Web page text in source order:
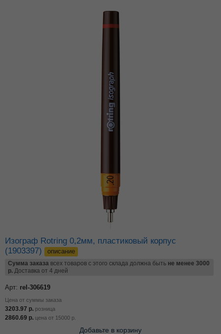
Изограф Rotring 0,2мм, пластиковый корпус
(1903397)
описание
Сумма заказа всех товаров с этого склада должна быть не менее 3000
р. Доставка от 4 дней
Арт: rel-306619
Цена от суммы заказа
3203.97 р. розница
2860.69 р. цена от 15000 р.
Добавьте в корзину